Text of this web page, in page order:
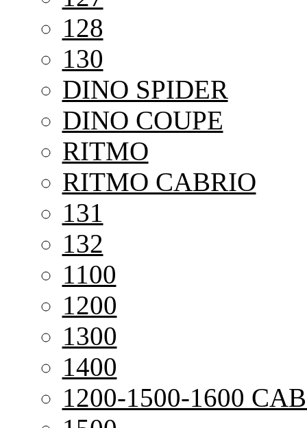
128
130
DINO SPIDER
DINO COUPE
RITMO
RITMO CABRIO
131
132
1100
1200
1300
1400
1200-1500-1600